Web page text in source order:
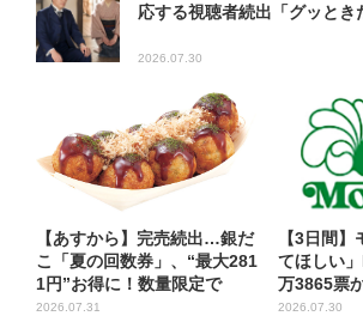
応する視聴者続出「グッとき
2026.07.30
【あすから】完売続出…銀だ
こ「夏の回数券」、“最大281
1円”お得に！数量限定で
2026.07.31
【3日間
てほしい
万3865票
2026.07.30